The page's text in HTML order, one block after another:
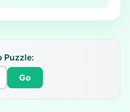
Puzzle:
Go